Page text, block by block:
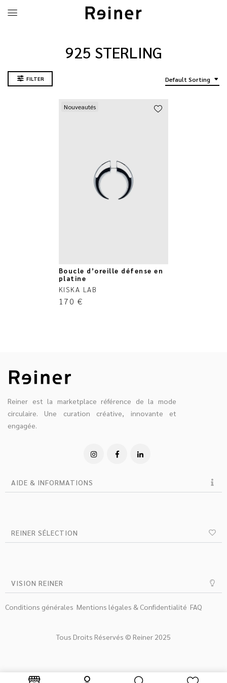
925 STERLING
FILTER Default Sorting
Nouveautés
Boucle d’oreille défense en
platine
KISKA LAB
170 €
Reiner est la marketplace référence de la mode
circulaire. Une curation créative, innovante et
engagée.
AIDE & INFORMATIONS
REINER SÉLECTION
VISION REINER
Conditions générales Mentions légales & Confidentialité FAQ
Tous Droits Réservés © Reiner 2025